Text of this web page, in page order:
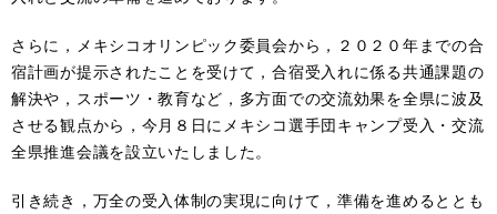
さらに，メキシコオリンピック委員会から，２０２０年までの合
宿計画が提示されたことを受けて，合宿受入れに係る共通課題の
解決や，スポーツ・教育など，多方面での交流効果を全県に波及
させる観点から，今月８日にメキシコ選手団キャンプ受入・交流
全県推進会議を設立いたしました。
引き続き，万全の受入体制の実現に向けて，準備を進めるととも